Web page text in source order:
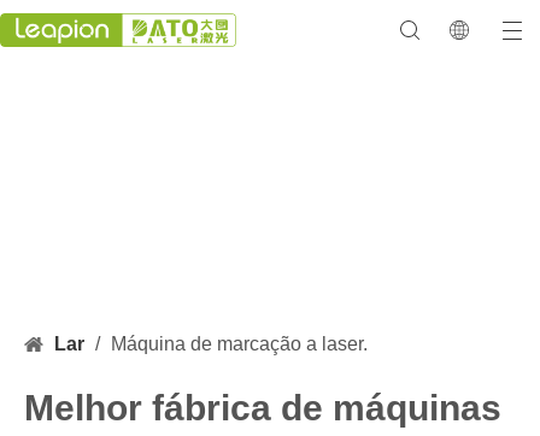
Lar / Máquina de marcação a laser.
Melhor fábrica de máquinas